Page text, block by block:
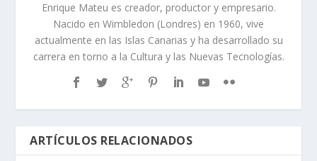
Enrique Mateu es creador, productor y empresario.
Nacido en Wimbledon (Londres) en 1960, vive
actualmente en las Islas Canarias y ha desarrollado su
carrera en torno a la Cultura y las Nuevas Tecnologías.
ARTÍCULOS RELACIONADOS